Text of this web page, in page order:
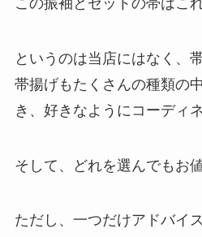
というのは当店にはなく、
帯揚げもたくさんの種類の
き、好きなようにコーディ
そして、どれを選んでもお
ただし、一つだけアドバイ